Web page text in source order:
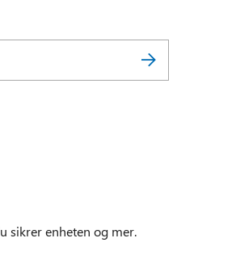
sikrer enheten og mer.